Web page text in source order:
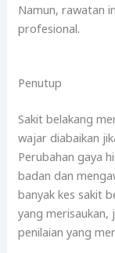
Namun, rawatan
profesional.
Penutup
Sakit belakang
wajar diabaikan
Perubahan gaya
badan dan
banyak kes sakit
yang
penilaian yang